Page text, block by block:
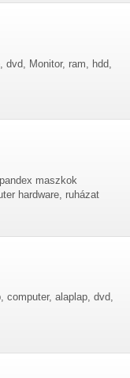
Monitor, ram, hdd,
maszkok
hardware, ruházat
computer, alaplap, dvd,